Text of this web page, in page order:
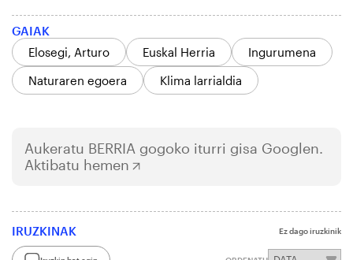
GAIAK
Elosegi, Arturo
Euskal Herria
Ingurumena
Naturaren egoera
Klima larrialdia
Aukeratu BERRIA gogoko iturri gisa Googlen.
Aktibatu hemen
IRUZKINAK Ez dago iruzkinik